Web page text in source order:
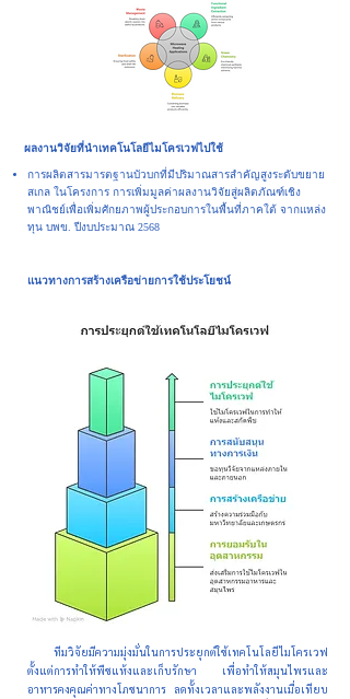
ผลงานวิจัยที่นำเทคโนโลยีไมโครเวฟไปใช้
การผลิตสารมารตฐานบัวบกที่มีปริมาณสารสำคัญสูงระดับขยาย
สเกล ในโครงการ การเพิ่มมูลค่าผลงานวิจัยสู่ผลิตภัณฑ์เชิง
พาณิชย์เพื่อเพิ่มศักยภาพผู้ประกอบการในพื้นที่ภาคใต้ จากแหล่ง
ทุน บพข. ปีงบประมาณ 2568
แนวทางการสร้างเครือข่ายการใช้ประโยชน์
ทีมวิจัยมีความมุ่งมั่นในการประยุกต์ใช้เทคโนโลยีไมโครเวฟ
ตั้งแต่การทำให้พืชแห้งและเก็บรักษา เพื่อทำให้สมุนไพรและ
อาหารคงคุณค่าทางโภชนาการ ลดทั้งเวลาและพลังงานเมื่อเทียบ